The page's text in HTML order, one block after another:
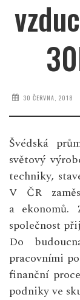
30 ČERVNA, 2018
Švédská
světový
techniky,
V ČR
a
společnost
Do
pracovními
finanční
podniky ve